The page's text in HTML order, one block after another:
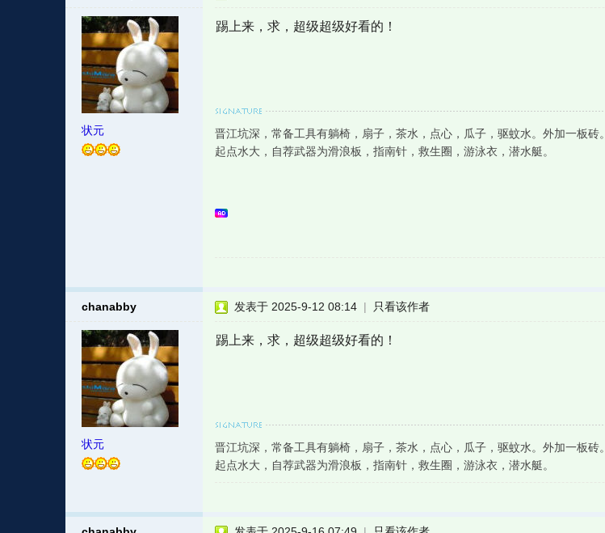
状元
踢上来，求，超级超级好看的！
晋江坑深，常备工具有躺椅，扇子，茶水，点心，瓜子，驱蚊水。外加一板砖。
起点水大，自荐武器为滑浪板，指南针，救生圈，游泳衣，潜水艇。
chanabby
状元
发表于 2025-9-12 08:14 | 只看该作者
踢上来，求，超级超级好看的！
晋江坑深，常备工具有躺椅，扇子，茶水，点心，瓜子，驱蚊水。外加一板砖。
起点水大，自荐武器为滑浪板，指南针，救生圈，游泳衣，潜水艇。